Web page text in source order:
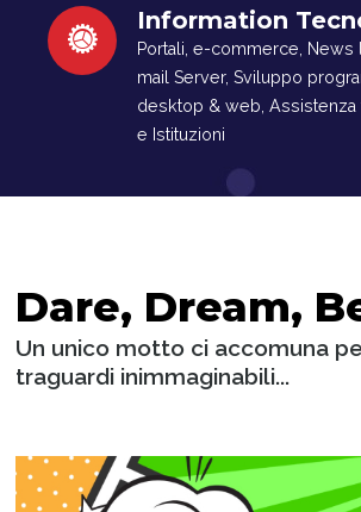
Information
Portali, e-commerce, News
mail Server, Sviluppo
desktop & web, Assistenza
e Istituzioni
Dare, Dream,
Un unico motto ci accomuna
traguardi inimmaginabili...